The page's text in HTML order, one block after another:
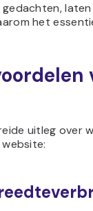
het
uitleg over